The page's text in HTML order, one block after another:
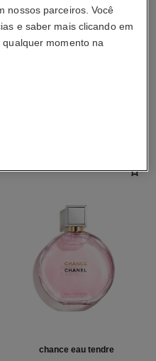
PERFEITA
chance eau tendre
nossos parceiros. Você
e saber mais clicando em
momento na